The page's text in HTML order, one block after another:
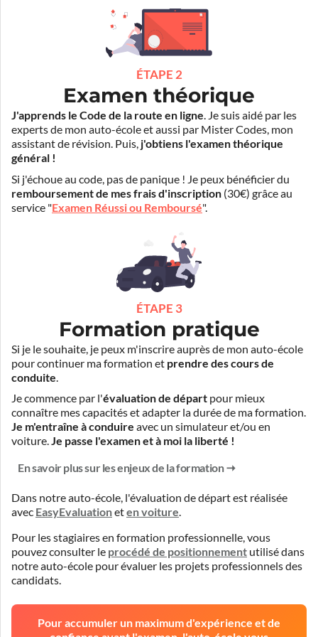
ÉTAPE 2
Examen théorique
J'apprends le Code de la route en ligne. Je suis aidé par les
experts de mon auto-école et aussi par Mister Codes, mon
assistant de révision. Puis, j'obtiens l'examen théorique
général !
Si j'échoue au code, pas de panique ! Je peux bénéficier du
remboursement de mes frais d'inscription (30€) grâce au
service "Examen Réussi ou Remboursé".
ÉTAPE 3
Formation pratique
Si je le souhaite, je peux m'inscrire auprès de mon auto-école
pour continuer ma formation et prendre des cours de
conduite.
Je commence par l'évaluation de départ pour mieux
connaître mes capacités et adapter la durée de ma formation.
Je m'entraîne à conduire avec un simulateur et/ou en
voiture.Je passe l'examen et à moi la liberté !
En savoir plus sur les enjeux de la formation
Dans notre auto-école, l'évaluation de départ est réalisée
avec EasyEvaluationeten voiture.
Pour les stagiaires en formation professionnelle, vous
pouvez consulter le procédé de positionnement utilisé dans
notre auto-école pour évaluer les projets professionnels des
candidats.
Pour accumuler un maximum d'expérience et de